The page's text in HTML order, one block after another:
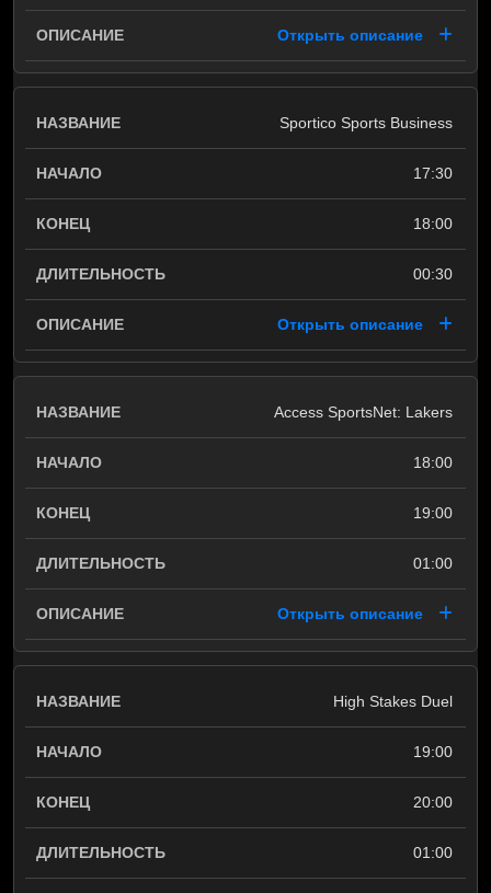
Открыть описание
Sportico Sports Business
17:30
18:00
00:30
Открыть описание
Access SportsNet: Lakers
18:00
19:00
01:00
Открыть описание
High Stakes Duel
19:00
20:00
01:00